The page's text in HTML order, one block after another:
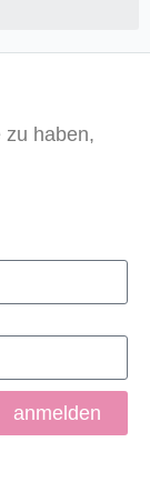
zu haben,
anmelden